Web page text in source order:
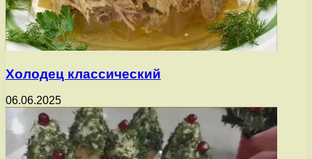
Холодец классический
06.06.2025